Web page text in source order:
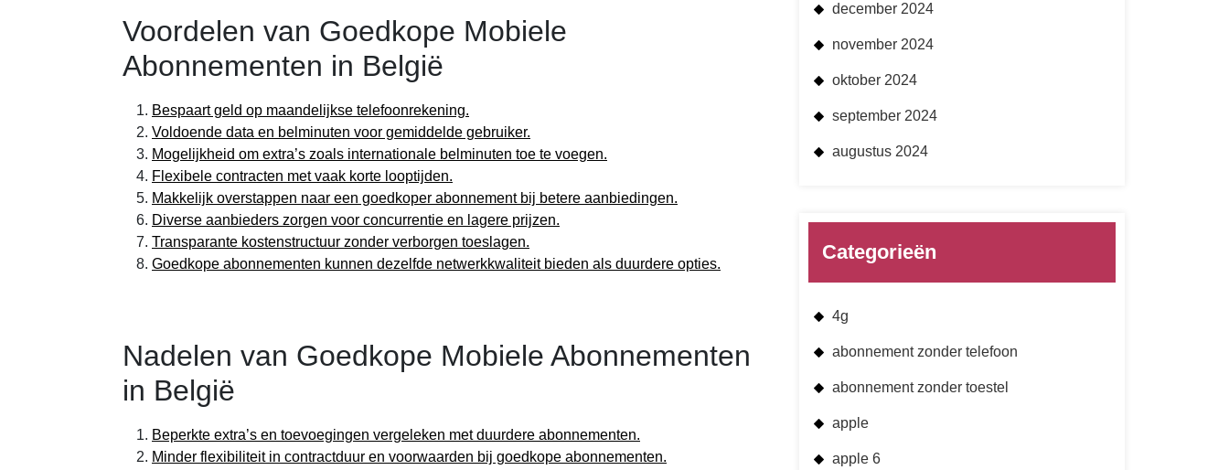
Voordelen van Goedkope Mobiele
Abonnementen in België
Bespaart geld op maandelijkse telefoonrekening.
Voldoende data en belminuten voor gemiddelde gebruiker.
Mogelijkheid om extra’s zoals internationale belminuten toe te voegen.
Flexibele contracten met vaak korte looptijden.
Makkelijk overstappen naar een goedkoper abonnement bij betere aanbiedingen.
Diverse aanbieders zorgen voor concurrentie en lagere prijzen.
Transparante kostenstructuur zonder verborgen toeslagen.
Goedkope abonnementen kunnen dezelfde netwerkkwaliteit bieden als duurdere opties.
Nadelen van Goedkope Mobiele Abonnementen
in België
Beperkte extra’s en toevoegingen vergeleken met duurdere abonnementen.
Minder flexibiliteit in contractduur en voorwaarden bij goedkope abonnementen.
december 2024
november 2024
oktober 2024
september 2024
augustus 2024
Categorieën
4g
abonnement zonder telefoon
abonnement zonder toestel
apple
apple 6